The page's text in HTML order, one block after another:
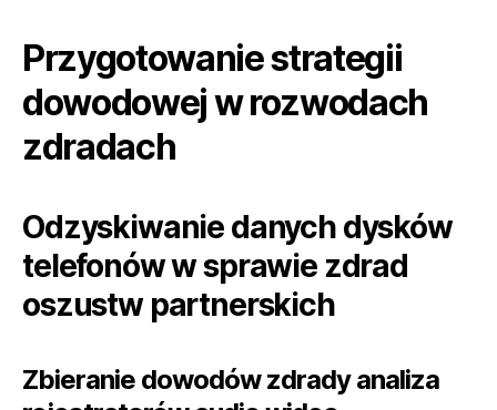
Przygotowanie strategii
dowodowej w rozwodach
zdradach
Odzyskiwanie danych dysków
telefonów w sprawie zdrad
oszustw partnerskich
Zbieranie dowodów zdrady analiza